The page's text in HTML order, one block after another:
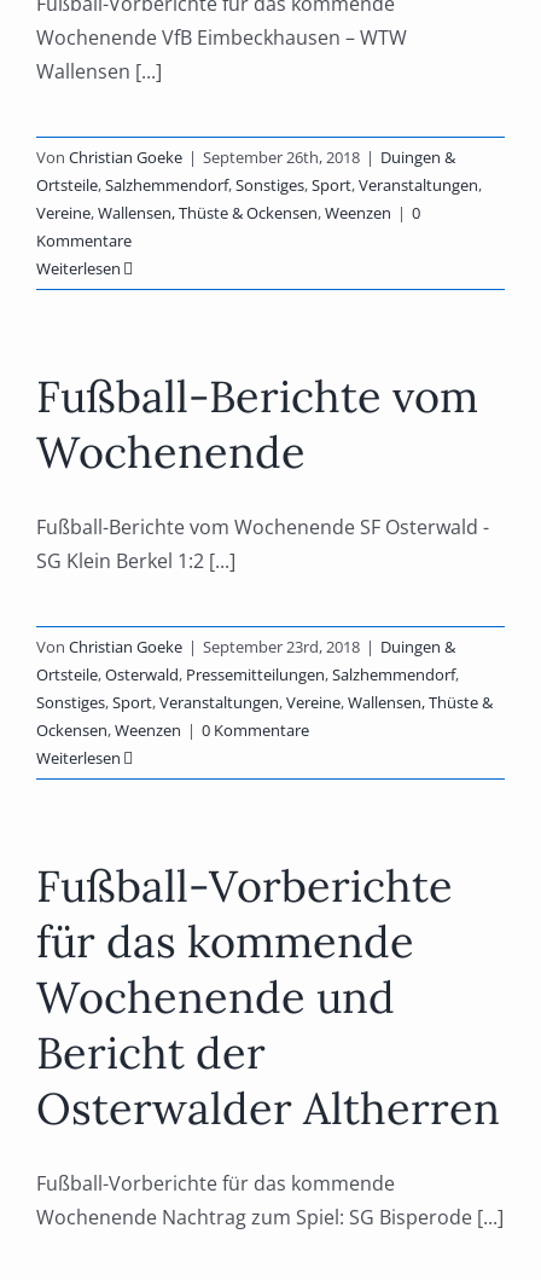
Wochenende VfB Eimbeckhausen – WTW
Wallensen [...]
Von Christian Goeke | September 26th, 2018 | Duingen &
Ortsteile,Salzhemmendorf,Sonstiges,Sport,Veranstaltungen,
Vereine,Wallensen, Thüste & Ockensen,Weenzen | 0
Kommentare
Weiterlesen
Fußball-Berichte vom
Wochenende
Fußball-Berichte vom Wochenende SF Osterwald -
SG Klein Berkel 1:2 [...]
Von Christian Goeke | September 23rd, 2018 | Duingen &
Ortsteile,Osterwald, Pressemitteilungen,Salzhemmendorf,
Sonstiges,Sport,Veranstaltungen,Vereine,Wallensen, Thüste &
Ockensen,Weenzen | 0 Kommentare
Weiterlesen
Fußball-Vorberichte
für das kommende
Wochenende und
Bericht der
Osterwalder Altherren
Fußball-Vorberichte für das kommende
Wochenende Nachtrag zum Spiel: SG Bisperode [...]